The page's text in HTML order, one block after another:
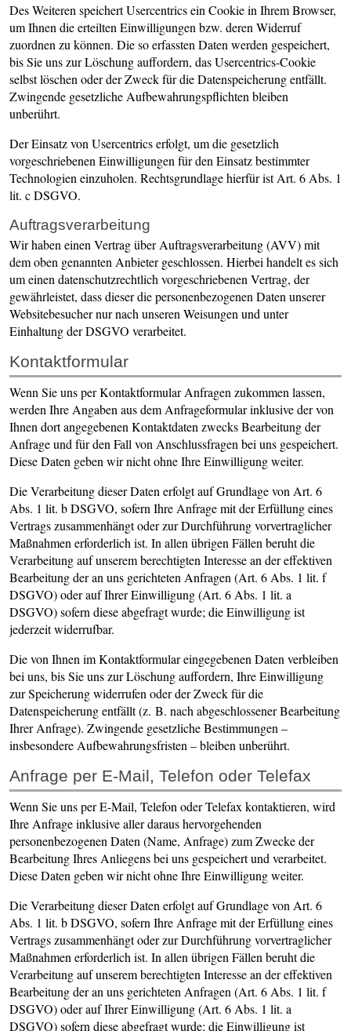
Des Weiteren speichert Usercentrics ein Cookie in Ihrem Browser,
um Ihnen die erteilten Einwilligungen bzw. deren Widerruf
zuordnen zu können. Die so erfassten Daten werden gespeichert,
bis Sie uns zur Löschung auffordern, das Usercentrics-Cookie
selbst löschen oder der Zweck für die Datenspeicherung entfällt.
Zwingende gesetzliche Aufbewahrungspflichten bleiben
unberührt.
Der Einsatz von Usercentrics erfolgt, um die gesetzlich
vorgeschriebenen Einwilligungen für den Einsatz bestimmter
Technologien einzuholen. Rechtsgrundlage hierfür ist Art. 6 Abs. 1
lit. c DSGVO.
Auftragsverarbeitung
Wir haben einen Vertrag über Auftragsverarbeitung (AVV) mit
dem oben genannten Anbieter geschlossen. Hierbei handelt es sich
um einen datenschutzrechtlich vorgeschriebenen Vertrag, der
gewährleistet, dass dieser die personenbezogenen Daten unserer
Websitebesucher nur nach unseren Weisungen und unter
Einhaltung der DSGVO verarbeitet.
Kontaktformular
Wenn Sie uns per Kontaktformular Anfragen zukommen lassen,
werden Ihre Angaben aus dem Anfrageformular inklusive der von
Ihnen dort angegebenen Kontaktdaten zwecks Bearbeitung der
Anfrage und für den Fall von Anschlussfragen bei uns gespeichert.
Diese Daten geben wir nicht ohne Ihre Einwilligung weiter.
Die Verarbeitung dieser Daten erfolgt auf Grundlage von Art. 6
Abs. 1 lit. b DSGVO, sofern Ihre Anfrage mit der Erfüllung eines
Vertrags zusammenhängt oder zur Durchführung vorvertraglicher
Maßnahmen erforderlich ist. In allen übrigen Fällen beruht die
Verarbeitung auf unserem berechtigten Interesse an der effektiven
Bearbeitung der an uns gerichteten Anfragen (Art. 6 Abs. 1 lit. f
DSGVO) oder auf Ihrer Einwilligung (Art. 6 Abs. 1 lit. a
DSGVO) sofern diese abgefragt wurde; die Einwilligung ist
jederzeit widerrufbar.
Die von Ihnen im Kontaktformular eingegebenen Daten verbleiben
bei uns, bis Sie uns zur Löschung auffordern, Ihre Einwilligung
zur Speicherung widerrufen oder der Zweck für die
Datenspeicherung entfällt (z. B. nach abgeschlossener Bearbeitung
Ihrer Anfrage). Zwingende gesetzliche Bestimmungen –
insbesondere Aufbewahrungsfristen – bleiben unberührt.
Anfrage per E-Mail, Telefon oder Telefax
Wenn Sie uns per E-Mail, Telefon oder Telefax kontaktieren, wird
Ihre Anfrage inklusive aller daraus hervorgehenden
personenbezogenen Daten (Name, Anfrage) zum Zwecke der
Bearbeitung Ihres Anliegens bei uns gespeichert und verarbeitet.
Diese Daten geben wir nicht ohne Ihre Einwilligung weiter.
Die Verarbeitung dieser Daten erfolgt auf Grundlage von Art. 6
Abs. 1 lit. b DSGVO, sofern Ihre Anfrage mit der Erfüllung eines
Vertrags zusammenhängt oder zur Durchführung vorvertraglicher
Maßnahmen erforderlich ist. In allen übrigen Fällen beruht die
Verarbeitung auf unserem berechtigten Interesse an der effektiven
Bearbeitung der an uns gerichteten Anfragen (Art. 6 Abs. 1 lit. f
DSGVO) oder auf Ihrer Einwilligung (Art. 6 Abs. 1 lit. a
DSGVO) sofern diese abgefragt wurde; die Einwilligung ist